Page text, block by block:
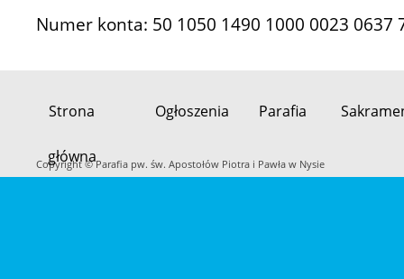
Numer konta: 50 1050 1490 1000 0023 0637
PrzeskoczStrona
główna
Ogłoszenia Parafia
Copyright © Parafia pw. św. Apostołów Piotra i Pawła w Nysie